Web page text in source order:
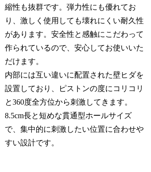
縮性も抜群です。弾力性にも優れてお
り、激しく使用しても壊れにくい耐久性
があります。安全性と感触にこだわって
作られているので、安心してお使いいた
だけます。
内部には互い違いに配置された壁ヒダを
設置しており、ピストンの度にコリコリ
と360度全方位から刺激してきます。
8.5cm長と短めな貫通型ホールサイズ
で、集中的に刺激したい位置に合わせや
すい設計です。